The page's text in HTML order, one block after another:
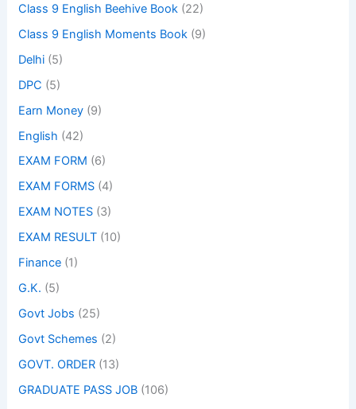
Class 9 English Beehive Book (22)
Class 9 English Moments Book (9)
Delhi (5)
DPC (5)
Earn Money (9)
English (42)
EXAM FORM (6)
EXAM FORMS (4)
EXAM NOTES (3)
EXAM RESULT (10)
Finance (1)
G.K. (5)
Govt Jobs (25)
Govt Schemes (2)
GOVT. ORDER (13)
GRADUATE PASS JOB (106)